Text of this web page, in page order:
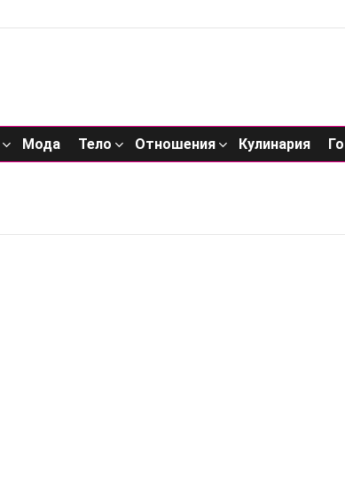
Мода Тело Отношения Кулинария